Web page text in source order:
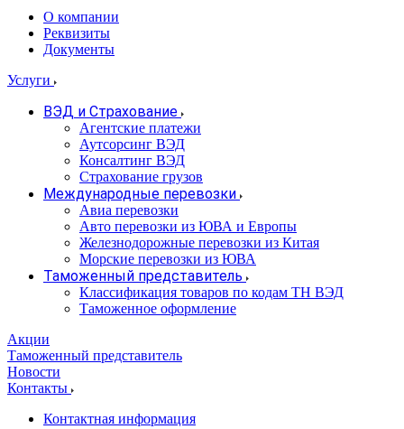
О компании
Реквизиты
Документы
Услуги
ВЭД и Страхование
Агентские платежи
Аутсорсинг ВЭД
Консалтинг ВЭД
Страхование грузов
Международные перевозки
Авиа перевозки
Авто перевозки из ЮВА и Европы
Железнодорожные перевозки из Китая
Морские перевозки из ЮВА
Таможенный представитель
Классификация товаров по кодам ТН ВЭД
Таможенное оформление
Акции
Таможенный представитель
Новости
Контакты
Контактная информация